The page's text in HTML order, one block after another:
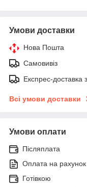
Умови доставки
Нова Пошта
Самовивіз
Експрес-доставка
Всі умови доставки
Умови оплати
Післяплата
Оплата на рахунок
Готівкою